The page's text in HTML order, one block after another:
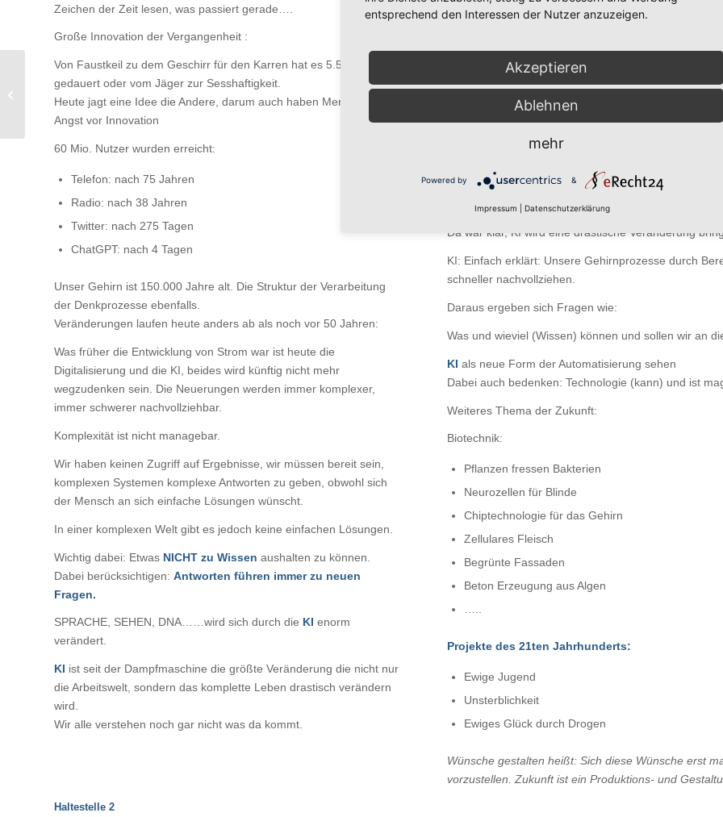
Zeichen der Zeit lesen, was passiert gerade….
Große Innovation der Vergangenheit :
Von Faustkeil zu dem Geschirr für den Karren hat es 5.500 Jahre
gedauert oder vom Jäger zur Sesshaftigkeit.
Heute jagt eine Idee die Andere, darum auch haben Menschen
Angst vor Innovation
60 Mio. Nutzer wurden erreicht:
Telefon: nach 75 Jahren
Radio: nach 38 Jahren
Twitter: nach 275 Tagen
ChatGPT: nach 4 Tagen
Unser Gehirn ist 150.000 Jahre alt. Die Struktur der Verarbeitung
der Denkprozesse ebenfalls.
Veränderungen laufen heute anders ab als noch vor 50 Jahren:
Was früher die Entwicklung von Strom war ist heute die
Digitalisierung und die KI, beides wird künftig nicht mehr
wegzudenken sein. Die Neuerungen werden immer komplexer,
immer schwerer nachvollziehbar.
Komplexität ist nicht managebar.
Wir haben keinen Zugriff auf Ergebnisse, wir müssen bereit sein,
komplexen Systemen komplexe Antworten zu geben, obwohl sich
der Mensch an sich einfache Lösungen wünscht.
In einer komplexen Welt gibt es jedoch keine einfachen Lösungen.
Wichtig dabei: Etwas NICHT zu Wissen aushalten zu können.
Dabei berücksichtigen: Antworten führen immer zu neuen
Fragen.
SPRACHE, SEHEN, DNA……wird sich durch die KI enorm
verändert.
KI ist seit der Dampfmaschine die größte Veränderung die nicht nur
die Arbeitswelt, sondern das komplette Leben drastisch verändern
wird.
Wir alle verstehen noch gar nicht was da kommt.
Während der Fahrt den Antriebstrang wechseln, in
befinden wir uns jetzt.
in Südkorea wurde der Go-Weltmeister Lee
Rechner AlphaGo – einem Vorgänger von AlphaZero
ChatGPT eine Frage stellen und in Sekunden
Antwort
Da war klar, KI wird eine drastische Veränderung
KI: Einfach erklärt: Unsere Gehirnprozesse durch
schneller nachvollziehen.
Daraus ergeben sich Fragen wie:
Was und wieviel (Wissen) können und sollen wir an
KI als neue Form der Automatisierung sehen
Dabei auch bedenken: Technologie (kann) und ist
Weiteres Thema der Zukunft:
Biotechnik:
Pflanzen fressen Bakterien
Neurozellen für Blinde
Chiptechnologie für das Gehirn
Zellulares Fleisch
Begrünte Fassaden
Beton Erzeugung aus Algen
…..
Projekte des 21ten Jahrhunderts:
Ewige Jugend
Unsterblichkeit
Ewiges Glück durch Drogen
Wünsche gestalten heißt: Sich diese Wünsche erst
vorzustellen. Zukunft ist ein Produktions- und
Haltestelle 2
EHI Retail Design Days
entsprechend den Interessen der Nutzer anzuzeigen.
Akzeptieren
Ablehnen
mehr
Powered by &
Impressum Datenschutzerklärung